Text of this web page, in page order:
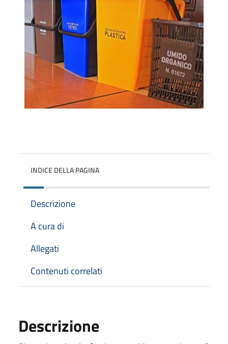
INDICE DELLA PAGINA
Descrizione
A cura di
Allegati
Contenuti correlati
Descrizione